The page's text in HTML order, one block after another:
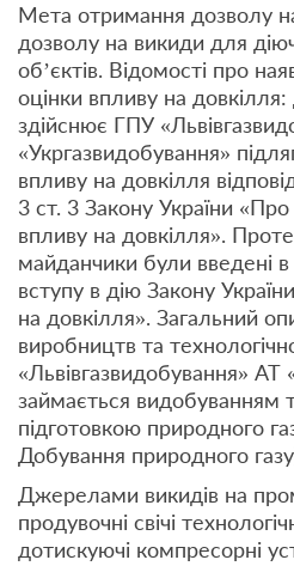
Мета отримання дозволу
дозволу на викиди для
об’єктів. Відомості про
оцінки впливу на довкілля:
здійснює ГПУ
«Укргазвидобування»
впливу на довкілля
3 ст. 3 Закону України «Про
впливу на довкілля».
майданчики були введені
вступу в дію Закону
на довкілля». Загальний
виробництв та
«Львівгазвидобування» АТ
займається видобуванням
підготовкою природного
Добування природного
Джерелами викидів на
продувочні свічі
дотискуючі компресорні